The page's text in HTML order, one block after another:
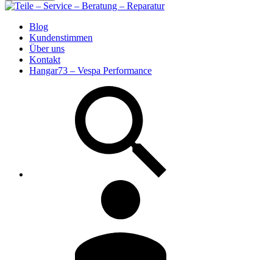
Blog
Kundenstimmen
Über uns
Kontakt
Hangar73 – Vespa Performance